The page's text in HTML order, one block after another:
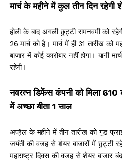
मार्च के महीने में कुल तीन दिन रहेगी
होली के बाद अगली छुट्टी रामनवमी को
26 मार्च को है। मार्च में ही 31 तारीख को
बाजार में कोई कारोबार नहीं होगा। यानी
रहेगी।
नवरत्न डिफेंस कंपनी को मिला
में अच्छा बीता 1 साल
अप्रैल के महीने में तीन तारीख को गुड
जयंती की वजह से शेयर बाजारों में छुट्टी
महाराष्ट्र दिवस की वजह से शेयर बाजार